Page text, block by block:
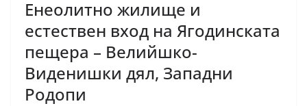
Енеолитно жилище и
естествен вход на Ягодинската
пещера – Велийшко-
Виденишки дял, Западни
Родопи